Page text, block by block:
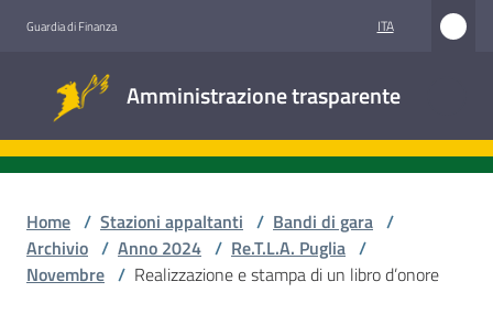
Guardia di Finanza ITA
Amministrazione trasparente
trasparente
Accesso
Home / Stazioni appaltanti / Bandi di gara /
Archivio / Anno 2024 / Re.T.L.A. Puglia /
Novembre / Realizzazione e stampa di un libro d’onore